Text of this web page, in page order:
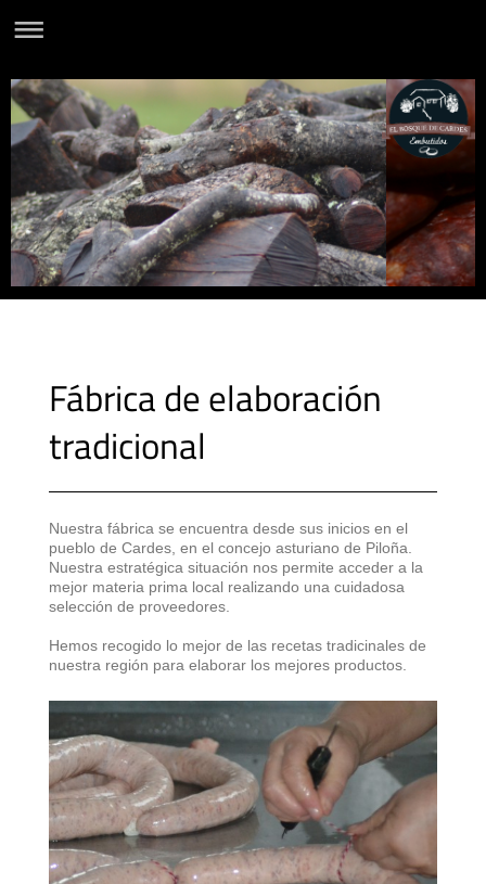
Fábrica de elaboración
tradicional
Nuestra fábrica se encuentra desde sus inicios en el
pueblo de Cardes, en el concejo asturiano de Piloña.
Nuestra estratégica situación nos permite acceder a la
mejor materia prima local realizando una cuidadosa
selección de proveedores.
Hemos recogido lo mejor de las recetas tradicinales de
nuestra región para elaborar los mejores productos.